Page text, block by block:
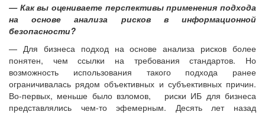
— Как вы оцениваете перспективы применения подхода
на основе анализа рисков в информационной
безопасности?
— Для бизнеса подход на основе анализа рисков более
понятен, чем ссылки на требования стандартов. Но
возможность использования такого подхода ранее
ограничивалась рядом объективных и субъективных причин.
Во-первых, меньше было взломов, риски ИБ для бизнеса
представлялись чем-то эфемерным. Десять лет назад